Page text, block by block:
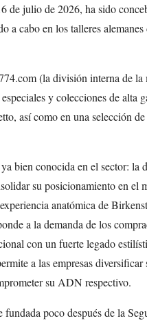
de julio de 2026, ha sido
a cabo en los talleres alemanes
(la división interna de la
y colecciones de alta
así como en una selección
bien conocida en el sector: la
su posicionamiento en el
anatómica de
a la demanda de los
con un fuerte legado
a las empresas diversificar
su ADN respectivo.
poco después de la